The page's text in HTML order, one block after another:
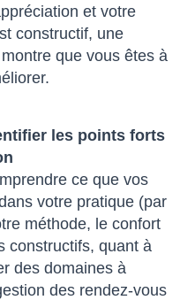
et votre
constructif, une
que vous êtes à
les points forts
ce que vos
votre pratique (par
méthode, le confort
constructifs, quant à
des domaines à
des rendez-vous